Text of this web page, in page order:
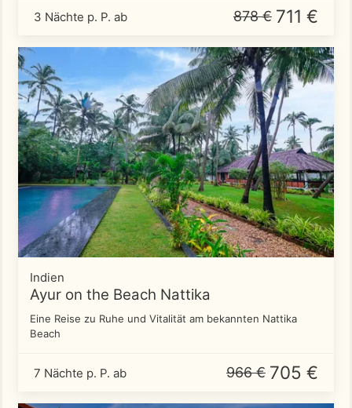
3 Nächte p. P. ab 878 € 711 €
Indien
Ayur on the Beach Nattika
Eine Reise zu Ruhe und Vitalität am bekannten Nattika
Beach
7 Nächte p. P. ab 966 € 705 €